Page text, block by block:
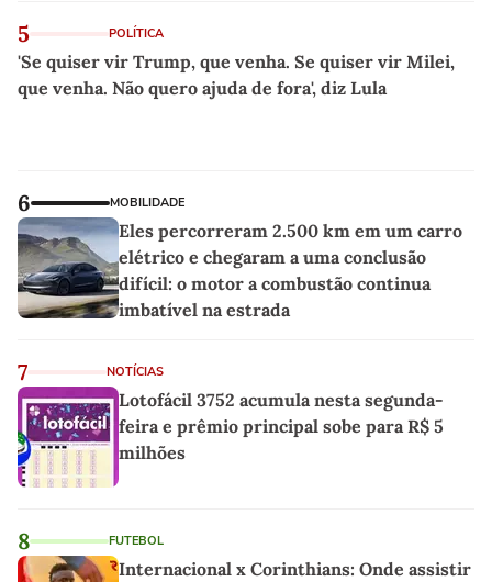
5 POLÍTICA
'Se quiser vir Trump, que venha. Se quiser vir Milei,
que venha. Não quero ajuda de fora', diz Lula
6 MOBILIDADE
Eles percorreram 2.500 km em um carro
elétrico e chegaram a uma conclusão
difícil: o motor a combustão continua
imbatível na estrada
7 NOTÍCIAS
Lotofácil 3752 acumula nesta segunda-
feira e prêmio principal sobe para R$ 5
milhões
8 FUTEBOL
Internacional x Corinthians: Onde assistir